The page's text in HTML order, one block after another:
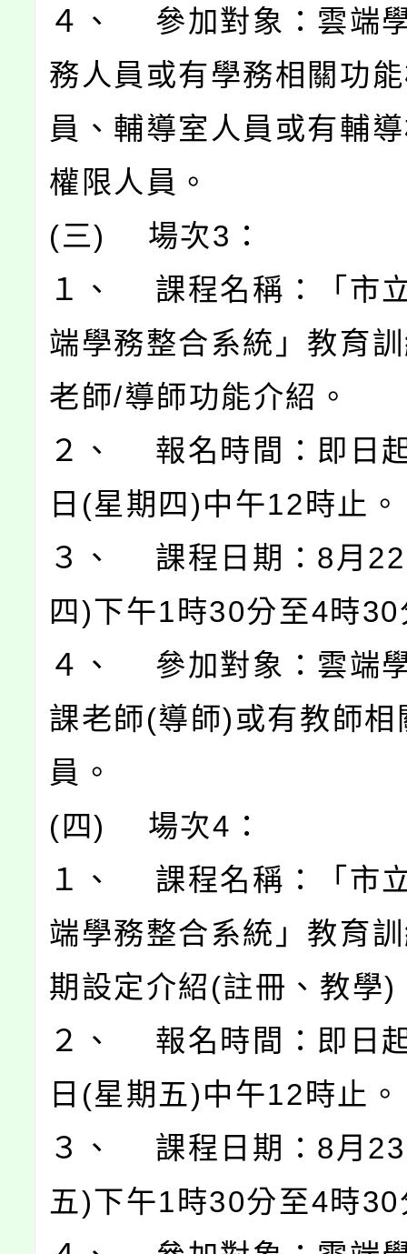
４、 參加對象：雲端
務人員或有學務相關功
員、輔導室人員或有輔
權限人員。
(三) 場次3：
１、 課程名稱：「市
端學務整合系統」教育
老師/導師功能介紹。
２、 報名時間：即日
日(星期四)中午12時止。
３、 課程日期：8月
四)下午1時30分至4時30
４、 參加對象：雲端
課老師(導師)或有教師相
員。
(四) 場次4：
１、 課程名稱：「市
端學務整合系統」教育
期設定介紹(註冊、教學)
２、 報名時間：即日
日(星期五)中午12時止。
３、 課程日期：8月
五)下午1時30分至4時30